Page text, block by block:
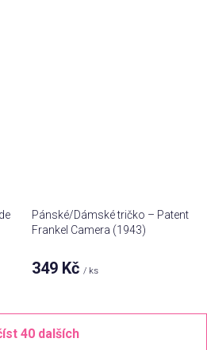
Pánské/Dámské tričko – Patent
Frankel Camera (1943)
349 Kč / ks
40 dalších